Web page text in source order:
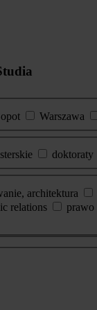
Warszawa
doktoraty
architektura
relations prawo